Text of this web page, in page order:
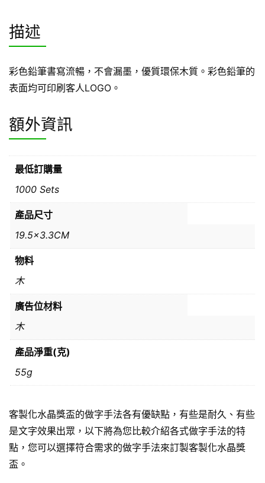
描述
彩色鉛筆書寫流暢，不會漏墨，優質環保木質。彩色鉛筆的
表面均可印刷客人LOGO。
額外資訊
最低訂購量
1000 Sets
產品尺寸
19.5×3.3CM
物料
木
廣告位材料
木
產品淨重(克)
55g
客製化水晶獎盃的做字手法各有優缺點，有些是耐久、有些
是文字效果出眾，以下將為您比較介紹各式做字手法的特
點，您可以選擇符合需求的做字手法來訂製客製化水晶獎
盃。